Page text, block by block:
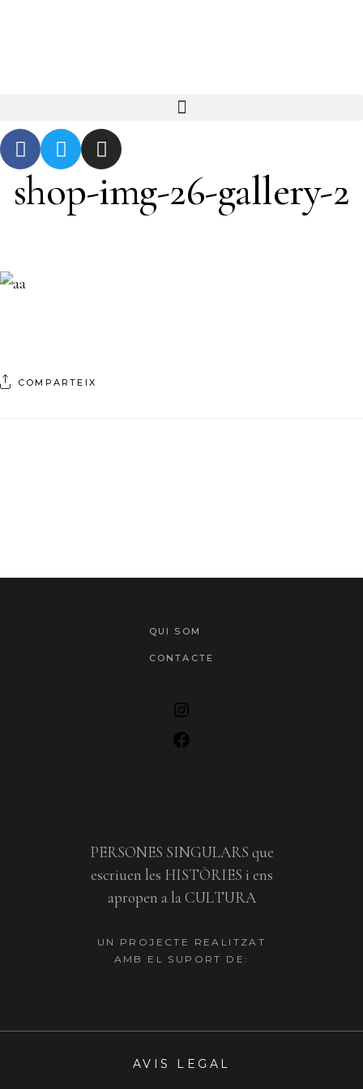
shop-img-26-gallery-2
COMPARTEIX
QUI SOM
CONTACTE
PERSONES SINGULARS que
escriuen les HISTÒRIES i ens
apropen a la CULTURA
UN PROJECTE REALITZAT
AMB EL SUPORT DE:
AVIS LEGAL